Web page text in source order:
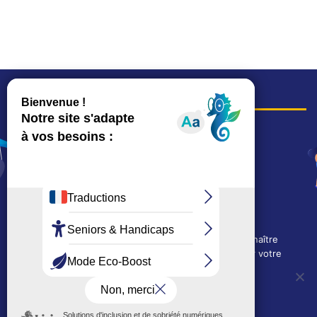
COORDONNÉES
Hôtel de ville
15, rue Charles-Duflos
Depuis le 28/01/2026 :
90, rue de l'Abbé Jean-Glatz
01 71 11 45 45
Mairie de quartier Les Bruyères
2, allée Marc-Birkigt
01 56 83 75 10
Voir les horaires
LES AUTRES SITES DE LA VILLE
Nous utilisons des cookies techniques pour connaître
l'évolution de l'audience du site et pour améliorer votre
expérience.
OUI, j'accepte
Politique de confidentialité